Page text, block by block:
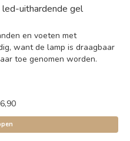
uithardende gel
en voeten met
want de lamp is draagbaar
toe genomen worden.